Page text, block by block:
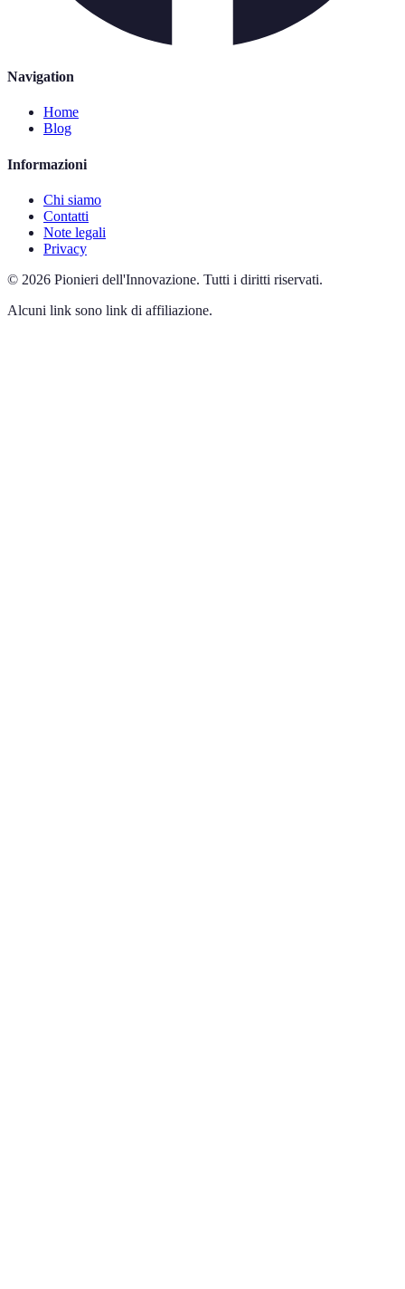
Navigation
Home
Blog
Informazioni
Chi siamo
Contatti
Note legali
Privacy
© 2026 Pionieri dell'Innovazione. Tutti i diritti riservati.
Alcuni link sono link di affiliazione.